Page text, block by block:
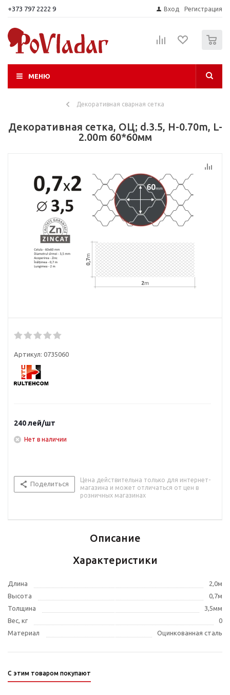
+373 797 2222 9 Вход Регистрация
МЕНЮ
Декоративная сварная сетка
Декоративная сетка, ОЦ; d.3.5, H-0.70m, L-
2.00m 60*60мм
Артикул: 0735060
240лей/шт
Нет в наличии
Поделиться
Цена действительна только для интернет-
магазина и может отличаться от цен в
розничных магазинах
Описание
Характеристики
Длина
2,0м
Высота
0,7м
Толщина
3,5мм
Вес, кг
0
Материал
Оцинкованная сталь
С этим товаром покупают